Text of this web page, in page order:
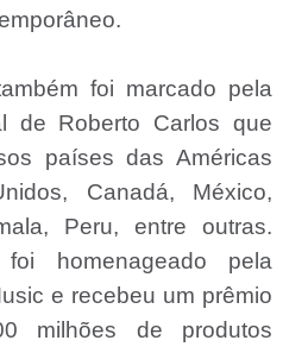
foi marcado pela
de Roberto Carlos que
países das Américas
Canadá, México,
Peru, entre outras.
homenageado pela
e recebeu um prêmio
milhões de produtos